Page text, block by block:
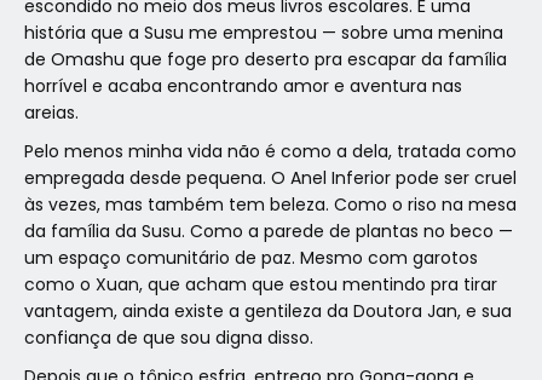
escondido no meio dos meus livros escolares. É uma
história que a Susu me emprestou — sobre uma menina
de Omashu que foge pro deserto pra escapar da família
horrível e acaba encontrando amor e aventura nas
areias.
Pelo menos minha vida não é como a dela, tratada como
empregada desde pequena. O Anel Inferior pode ser cruel
às vezes, mas também tem beleza. Como o riso na mesa
da família da Susu. Como a parede de plantas no beco —
um espaço comunitário de paz. Mesmo com garotos
como o Xuan, que acham que estou mentindo pra tirar
vantagem, ainda existe a gentileza da Doutora Jan, e sua
confiança de que sou digna disso.